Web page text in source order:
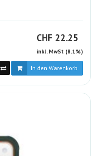
CHF CHF
22.25
inkl. MwSt (8.1%)
In den Warenkorb